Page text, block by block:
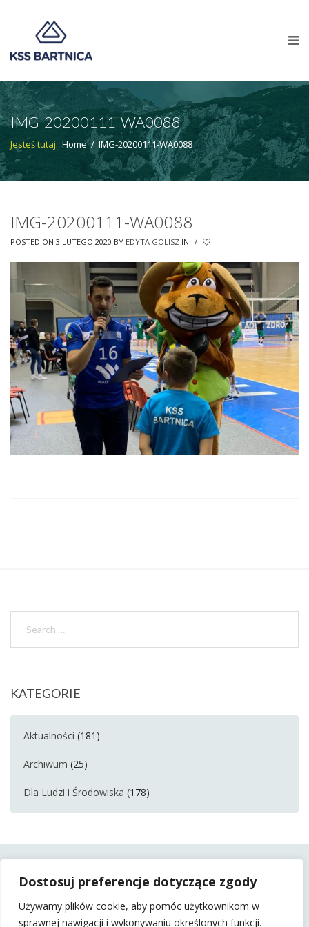
Dostosuj preferencje dotyczące zgody
Używamy plików cookie, aby pomóc użytkownikom w
sprawnej nawigacji i wykonywaniu określonych funkcji.
IMG-20200111-WA0088
Jesteś tutaj: Home / IMG-20200111-WA0088
IMG-20200111-WA0088
POSTED ON 3 LUTEGO 2020 BY EDYTA GOLISZ IN /
KATEGORIE
Aktualności (181)
Archiwum (25)
Dla Ludzi i Środowiska (178)